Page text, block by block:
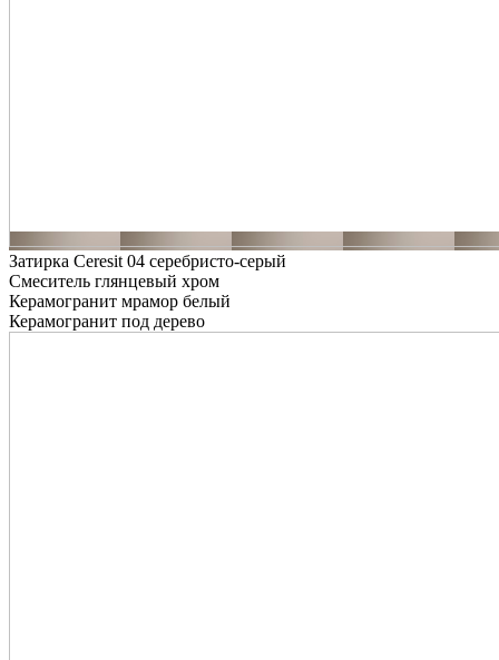
Затирка Ceresit 04 серебристо-серый
Смеситель глянцевый хром
Керамогранит мрамор белый
Керамогранит под дерево